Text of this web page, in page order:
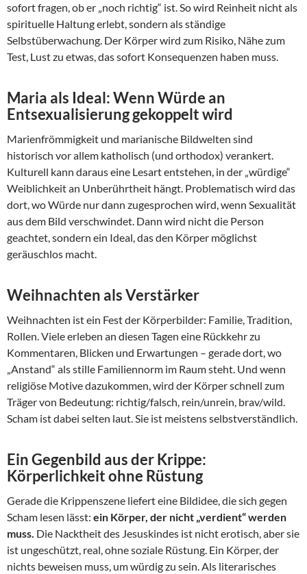
sofort fragen, ob er „noch richtig“ ist. So wird Reinheit nicht als
spirituelle Haltung erlebt, sondern als ständige
Selbstüberwachung. Der Körper wird zum Risiko, Nähe zum
Test, Lust zu etwas, das sofort Konsequenzen haben muss.
Maria als Ideal: Wenn Würde an
Entsexualisierung gekoppelt wird
Marienfrömmigkeit und marianische Bildwelten sind
historisch vor allem katholisch (und orthodox) verankert.
Kulturell kann daraus eine Lesart entstehen, in der „würdige“
Weiblichkeit an Unberührtheit hängt. Problematisch wird das
dort, wo Würde nur dann zugesprochen wird, wenn Sexualität
aus dem Bild verschwindet. Dann wird nicht die Person
geachtet, sondern ein Ideal, das den Körper möglichst
geräuschlos macht.
Weihnachten als Verstärker
Weihnachten ist ein Fest der Körperbilder: Familie, Tradition,
Rollen. Viele erleben an diesen Tagen eine Rückkehr zu
Kommentaren, Blicken und Erwartungen – gerade dort, wo
„Anstand“ als stille Familiennorm im Raum steht. Und wenn
religiöse Motive dazukommen, wird der Körper schnell zum
Träger von Bedeutung: richtig/falsch, rein/unrein, brav/wild.
Scham ist dabei selten laut. Sie ist meistens selbstverständlich.
Ein Gegenbild aus der Krippe:
Körperlichkeit ohne Rüstung
Gerade die Krippenszene liefert eine Bildidee, die sich gegen
Scham lesen lässt: ein Körper, der nicht „verdient“ werden
muss. Die Nacktheit des Jesuskindes ist nicht erotisch, aber sie
ist ungeschützt, real, ohne soziale Rüstung. Ein Körper, der
nichts beweisen muss, um würdig zu sein. Als literarisches